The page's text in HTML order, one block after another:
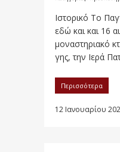
Ιστορικό To
εδώ και και 16
μοναστηριακό
γης, την Ιερά
Περισσότερα
12 Ιανουαρίου